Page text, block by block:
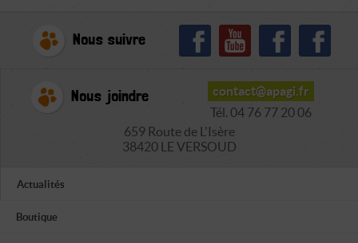
Nous suivre
Nous joindre
contact@apagi.fr
Tél. 04 76 77 20 06
659 Route de L'Isère
38420 LE VERSOUD
Actualités
Boutique